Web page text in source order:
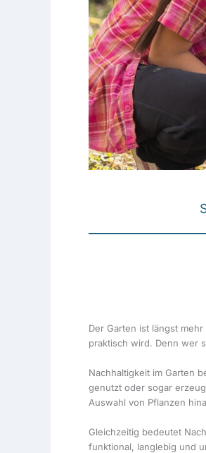
Der Garten ist längst
praktisch wird. Denn wer
Nachhaltigkeit im Garten
genutzt oder sogar
Auswahl von Pflanzen
Gleichzeitig bedeutet
funktional, langlebig und